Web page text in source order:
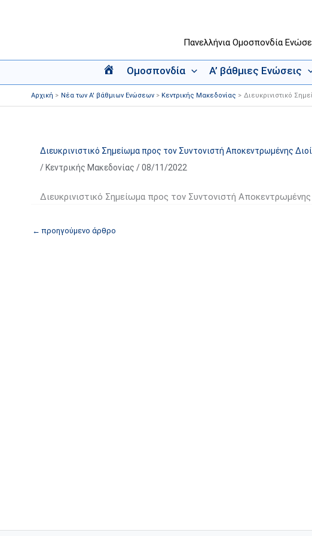
Πανελλήνια Ομοσπονδία
Α
ρ
χ
ή
Ομοσπονδία Α’ βάθμιες Ενώσεις
Αρχική Νέα των Α' βάθμιων Ενώσεων Κεντρικής Μακεδονίας Διευκρινιστικό
Διευκρινιστικό Σημείωμα προς τον Συντονιστή Αποκεντρωμένης
/ Κεντρικής Μακεδονίας /08/11/2022
Διευκρινιστικό Σημείωμα προς τον Συντονιστή
← προηγούμενο άρθρο